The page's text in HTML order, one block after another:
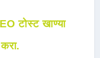
टोस्ट खाण्या